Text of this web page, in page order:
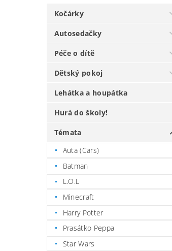
Kočárky
Autosedačky
Péče o dítě
Dětský pokoj
Lehátka a houpátka
Hurá do školy!
Témata
Auta (Cars)
Batman
L.O.L
Minecraft
Harry Potter
Prasátko Peppa
Star Wars